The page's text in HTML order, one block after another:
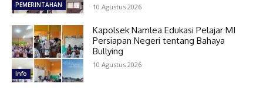
PEMERINTAHAN 10 Agustus 2026
Info
Kapolsek Namlea Edukasi Pelajar MI
Persiapan Negeri tentang Bahaya
Bullying
10 Agustus 2026